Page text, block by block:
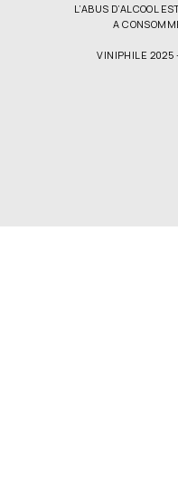
L’ABUS D’ALCOOL
A
VINIPHILE 2025